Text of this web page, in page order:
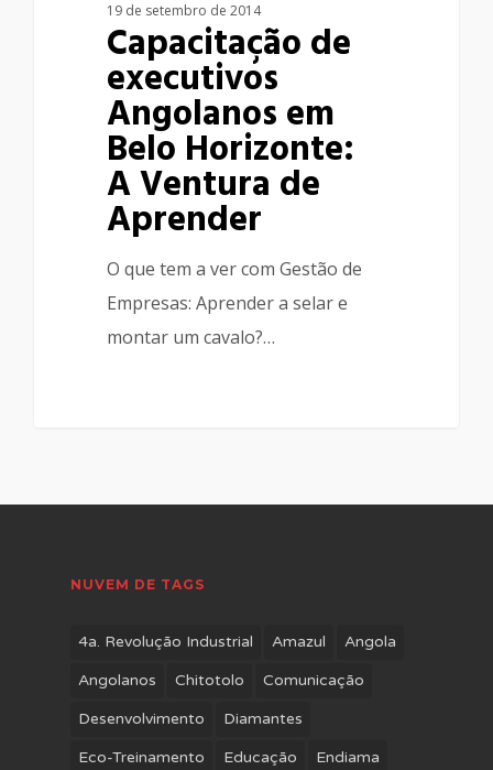
19 de setembro de 2014
Capacitação de
executivos
Angolanos em
Belo Horizonte:
A Ventura de
Aprender
O que tem a ver com Gestão de
Empresas: Aprender a selar e
montar um cavalo?…
NUVEM DE TAGS
4a. Revolução Industrial Amazul Angola
Angolanos Chitotolo Comunicação
Desenvolvimento Diamantes
Eco-Treinamento Educação Endiama